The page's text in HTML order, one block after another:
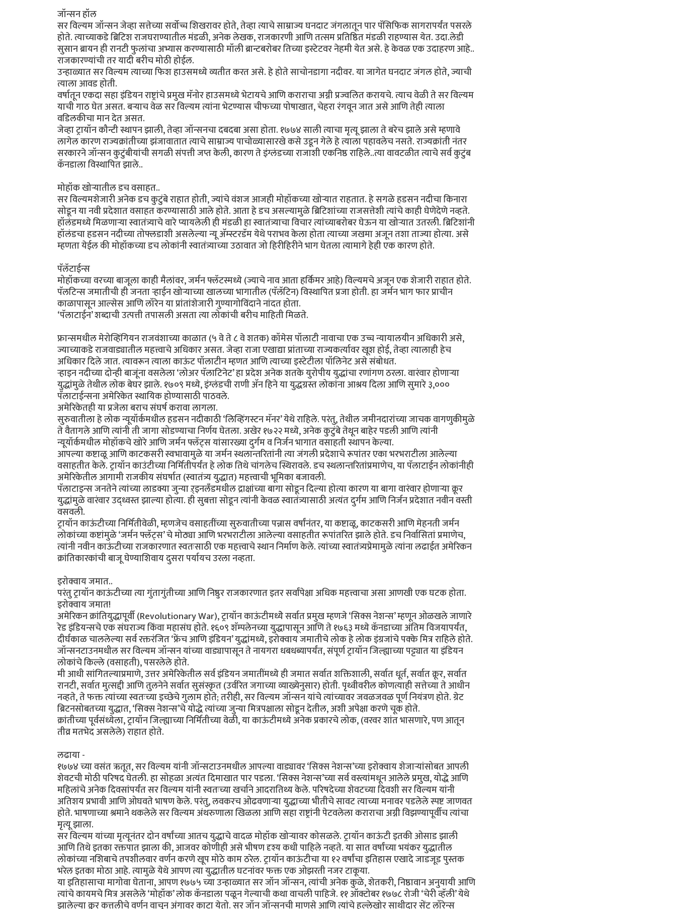
जॉन्सन हॉल
सर विल्यम जॉन्सन जेव्हा सत्तेच्या सर्वोच्च शिखरावर होते, तेव्हा त्याचे साम्राज्य घनदाट जंगलातून पार पॅसिफिक सागरापर्यंत पसरले
होते. त्याच्याकडे ब्रिटिश राजघराण्यातील मंडळी, अनेक लेखक, राजकारणी आणि तत्सम प्रतिष्ठित मंडळी राहण्यास येत. उदा.लेडी
सुसान ब्रायन ही रानटी फुलांचा अभ्यास करण्यासाठी मॉली ब्रान्टबरोबर तिच्या इस्टेटवर नेहमी येत असे. हे केवळ एक उदाहरण आहे..
राजकारण्यांची तर यादी बरीच मोठी होईल.
उन्हाळ्यात सर विल्यम त्याच्या फिश हाउसमध्ये व्यतीत करत असे. हे होते साचोनडागा नदीवर. या जागेत घनदाट जंगल होते, ज्याची
त्याला आवड होती.
वर्षातून एकदा सहा इंडियन राष्ट्रांचे प्रमुख मॅनोर हाउसमध्ये भेटायचे आणि कराराचा अग्नी प्रज्वलित करायचे. त्याच वेळी ते सर विल्यम
याची गाठ घेत असत. बऱ्याच वेळ सर विल्यम त्यांना भेटण्यास चीफच्या पोषाखात, चेहरा रंगवून जात असे आणि तेही त्याला
वडिलकीचा मान देत असत.
जेव्हा ट्रायॉन कौन्टी स्थापन झाली, तेव्हा जॉन्सनचा दबदबा असा होता. १७७४ साली त्याचा मृत्यू झाला ते बरेच झाले असे म्हणावे
लागेल कारण राज्यक्रांतीच्या झंजावातात त्याचे साम्राज्य पाचोळ्यासारखे कसे उडून गेले हे त्याला पहावलेच नसते. राज्यक्रांती नंतर
सरकारने जॉन्सन कुटुंबीयांची सगळी संपत्ती जप्त केली, कारण ते इंग्लंडच्या राजाशी एकनिष्ठ राहिले..त्या वावटळीत त्याचे सर्व कुटुंब
कॅनडाला विस्थापित झाले..
मोहॉक खोऱ्यातील डच वसाहत..
सर विल्यमशेजारी अनेक डच कुटुंबे राहात होती, ज्यांचे वंशज आजही मोहॉकच्या खोऱ्यात राहतात. हे सगळे हडसन नदीचा किनारा
सोडून या नवी प्रदेशात वसाहत करण्यासाठी आले होते. आता हे डच असल्यामुळे ब्रिटिशांच्या राजसत्तेशी त्यांचे काही घेणेदेणे नव्हते.
हॉलंडमध्ये मिळणाऱ्या स्वातंत्र्याचे वारे प्यायलेली ही मंडळी हा स्वातंत्र्याचा विचार त्यांच्याबरोबर घेऊन या खोऱ्यात उतरली. ब्रिटिशांनी
हॉलंडचा हडसन नदीच्या तोफ्लडाशी असलेल्या न्यू ॲम्स्टरडॅम येथे पराभव केला होता त्याच्या जखमा अजून तशा ताज्या होत्या. असे
म्हणता येईल की मोहॉकच्या डच लोकांनी स्वातंत्र्याच्या उठावात जो हिरीहिरीने भाग घेतला त्यामागे हेही एक कारण होते.
पॅलॅटाईन्स
मोहॉकच्या वरच्या बाजूला काही मैलांवर, जर्मन फ्लॅटस्मध्ये (ज्याचे नाव आता हर्किमर आहे) विल्यमचे अजून एक शेजारी राहात होते.
पॅलटिन्स जमातीची ही जनता ऱ्हाईन खोऱ्याच्या खालच्या भागातील (पॅलॅटिन) विस्थापित प्रजा होती. हा जर्मन भाग फार प्राचीन
काळापासून आल्सेस आणि लॉरेन या प्रांतांशेजारी गुण्यागोविंदाने नांदत होता.
‘पॅलाटाईन’ शब्दाची उत्पत्ती तपासली असता त्या लोकांची बरीच माहिती मिळते.
फ्रान्समधील मेरोव्हिंगियन राजवंशाच्या काळात (५ वे ते ८ वे शतक) कॉमेस पॉलाटी नावाचा एक उच्च न्यायालयीन अधिकारी असे,
ज्याच्याकडे राजवाड्यातील महत्त्वाचे अधिकार असत. जेव्हा राजा एखाद्या प्रांताच्या राज्यकर्त्यावर खूश होई, तेव्हा त्यालाही हेच
अधिकार दिले जात. त्यावरून त्याला काऊंट पॉलाटीन म्हणत आणि त्याच्या इस्टेटीला पॉलिनेट असे संबोधत.
ऱ्हाइन नदीच्या दोन्ही बाजूंना वसलेला ‘लोअर पॅलाटिनेट’ हा प्रदेश अनेक शतके युरोपीय युद्धांचा रणांगण ठरला. वारंवार होणाऱ्या
युद्धांमुळे तेथील लोक बेघर झाले. १७०९ मध्ये, इंग्लंडची राणी ॲन हिने या युद्धग्रस्त लोकांना आश्रय दिला आणि सुमारे ३,०००
पॅलाटाईन्सना अमेरिकेत स्थायिक होण्यासाठी पाठवले.
अमेरिकेतही या प्रजेला बराच संघर्ष करावा लागला.
सुरुवातीला हे लोक न्यूयॉर्कमधील हडसन नदीकाठी ‘लिव्हिंगस्टन मॅनर’ येथे राहिले. परंतु, तेथील जमीनदारांच्या जाचक वागणुकीमुळे
ते वैतागले आणि त्यांनी ती जागा सोडण्याचा निर्णय घेतला. अखेर १७२२ मध्ये, अनेक कुटुंबे तेथून बाहेर पडली आणि त्यांनी
न्यूयॉर्कमधील मोहॉकचे खोरे आणि जर्मन फ्लॅट्स यांसारख्या दुर्गम व निर्जन भागात वसाहती स्थापन केल्या.
आपल्या कष्टाळू आणि काटकसरी स्वभावामुळे या जर्मन स्थलान्तरितांनी त्या जंगली प्रदेशाचे रूपांतर एका भरभराटीला आलेल्या
वसाहतीत केले. ट्रायॉन काउंटीच्या निर्मितीपर्यंत हे लोक तिथे चांगलेच स्थिरावले. डच स्थलान्तरितांप्रमाणेच, या पॅलाटाईन लोकांनीही
अमेरिकेतील आगामी राजकीय संघर्षात (स्वातंत्र्य युद्धात) महत्त्वाची भूमिका बजावली.
पॅलाटाइन्स जनतेने त्यांच्या लाडक्या जुन्या ऱ्इनलँडमधील द्राक्षांच्या बागा सोडून दिल्या होत्या कारण या बागा वारंवार होणाऱ्या क्रूर
युद्धांमुळे वारंवार उद्ध्वस्त झाल्या होत्या. ही सुबत्ता सोडून त्यांनी केवळ स्वातंत्र्यासाठी अत्यंत दुर्गम आणि निर्जन प्रदेशात नवीन वस्ती
वसवली.
ट्रायॉन काऊंटीच्या निर्मितीवेळी, म्हणजेच वसाहतींच्या सुरुवातीच्या पन्नास वर्षांनंतर, या कष्टाळू, काटकसरी आणि मेहनती जर्मन
लोकांच्या कष्टांमुळे ‘जर्मन फ्लॅट्स’ चे मोठ्या आणि भरभराटीला आलेल्या वसाहतीत रूपांतरित झाले होते. डच निर्वासितां प्रमाणेच,
त्यांनी नवीन काऊंटीच्या राजकारणात स्वतःसाठी एक महत्त्वाचे स्थान निर्माण केले. त्यांच्या स्वातंत्र्यप्रेमामुळे त्यांना लढाईत अमेरिकन
क्रांतिकारकांची बाजू घेण्याशिवाय दुसरा पर्यायच उरला नव्हता.
इरोक्वाय जमात..
परंतु ट्रायॉन काऊंटीच्या त्या गुंतागुंतीच्या आणि निष्ठुर राजकारणात इतर सर्वांपेक्षा अधिक महत्त्वाचा असा आणखी एक घटक होता.
इरोक्वाय जमात!
अमेरिकन क्रांतियुद्धापूर्वी (Revolutionary War), ट्रायॉन काऊंटीमध्येे सर्वात प्रमुख म्हणजे ‘सिक्स नेशन्स’ म्हणून ओळखले जाणारे
रेड इंडियन्सचे एक संघराज्य किंवा महासंघ होते. १६०९ शॅम्पलेनच्या युद्धापासून आणि ते १७६३ मध्ये कॅनडाच्या अंतिम विजयापर्यंत,
दीर्घकाळ चाललेल्या सर्व रक्तरंजित ‘फ्रेंच आणि इंडियन’ युद्धांमध्ये, इरोक्वाय जमातीचे लोक हे लोक इंग्रजांचे पक्के मित्र राहिले होते.
जॉन्सनटाउनमधील सर विल्यम जॉन्सन यांच्या वाड्यापासून ते नायगरा धबधब्यापर्यंत, संपूर्ण ट्रायॉन जिल्ह्याच्या पट्ट्यात या इंडियन
लोकांचे किल्ले (वसाहती), पसरलेले होते.
मी आधी सांगितल्याप्रमाणे, उत्तर अमेरिकेतील सर्व इंडियन जमातींमध्ये ही जमात सर्वात शक्तिशाली, सर्वात धूर्त, सर्वात क्रूर, सर्वात
रानटी, सर्वात मुत्सद्दी आणि तुलनेने सर्वात सुसंस्कृत (उर्वरित जगाच्या व्याख्येनुसार) होती. पृथ्वीवरील कोणत्याही सत्तेच्या ते आधीन
नव्हते, ते फक्त त्यांच्या स्वतःच्या इच्छेचे गुलाम होते; तरीही, सर विल्यम जॉन्सन यांचे त्यांच्यावर जवळजवळ पूर्ण नियंत्रण होते. ग्रेट
ब्रिटनसोबतच्या युद्धात, ‘सिक्स नेशन्स’चे योद्धे त्यांच्या जुन्या मित्रपक्षाला सोडून देतील, अशी अपेक्षा करणे चूक होते.
क्रांतीच्या पूर्वसंध्येला, ट्रायॉन जिल्ह्याच्या निर्मितीच्या वेळी, या काऊंटीमध्ये अनेक प्रकारचे लोक, (वरवर शांत भासणारे, पण आतून
तीव्र मतभेद असलेले) राहात होते.
लढाया -
१७७४ च्या वसंत ऋतूत, सर विल्यम यांनी जॉन्सटाउनमधील आपल्या वाड्यावर ‘सिक्स नेशन्स’च्या इरोक्वाय शेजाऱ्यांसोबत आपली
शेवटची मोठी परिषद घेतली. हा सोहळा अत्यंत दिमाखात पार पडला. ‘सिक्स नेशन्स’च्या सर्व वस्त्यांमधून आलेले प्रमुख, योद्धे आणि
महिलांचे अनेक दिवसांपर्यंत सर विल्यम यांनी स्वतःच्या खर्चाने आदरातिथ्य केले. परिषदेच्या शेवटच्या दिवशी सर विल्यम यांनी
अतिशय प्रभावी आणि ओघवते भाषण केले. परंतु, लवकरच ओढवणाऱ्या युद्धाच्या भीतीचे सावट त्याच्या मनावर पडलेले स्पष्ट जाणवत
होते. भाषणाच्या श्रमाने थकलेले सर विल्यम अंथरुणाला खिळला आणि सहा राष्ट्रांनी पेटवलेला कराराचा अग्नी विझण्यापूर्वीच त्यांचा
मृत्यू झाला.
सर विल्यम यांच्या मृत्यूनंतर दोन वर्षांच्या आतच युद्धाचे वादळ मोहॉक खोऱ्यावर कोसळले. ट्रायॉन काऊंटी इतकी ओसाड झाली
आणि तिथे इतका रक्तपात झाला की, आजवर कोणीही असे भीषण दृश्य कधी पाहिले नव्हते. या सात वर्षांच्या भयंकर युद्धातील
लोकांच्या नशिबाचे तपशीलवार वर्णन करणे खूप मोठे काम ठरेल. ट्रायॉन काऊंटीचा या १२ वर्षांचा इतिहास एखादे जाडजूड पुस्तक
भरेल इतका मोठा आहे. त्यामुळे येथे आपण त्या युद्धातील घटनांवर फक्त एक ओझरती नजर टाकूया.
या इतिहासाचा मागोवा घेताना, आपण १७७५ च्या उन्हाळ्यात सर जॉन जॉन्सन, त्यांची अनेक कुळे, शेतकरी, निष्ठावान अनुयायी आणि
त्यांचे कायमचे मित्र असलेले ‘मोहॉक’ लोक कॅनडाला पळून गेल्याची कथा वाचली पाहिजे. ११ ऑक्टोबर १७७८ रोजी ‘चेरी व्हॅली’ येथे
झालेल्या क्रूर कत्तलीचे वर्णन वाचून अंगावर काटा येतो. सर जॉन जॉन्सनची माणसे आणि त्यांचे हल्लेखोर साथीदार सेंट लॉरेन्स